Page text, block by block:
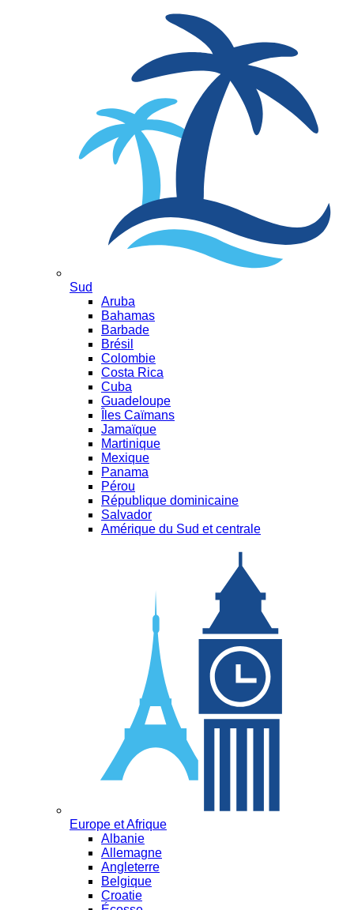
Sud
Aruba
Bahamas
Barbade
Brésil
Colombie
Costa Rica
Cuba
Guadeloupe
Îles Caïmans
Jamaïque
Martinique
Mexique
Panama
Pérou
République dominicaine
Salvador
Amérique du Sud et centrale
Europe et Afrique
Albanie
Allemagne
Angleterre
Belgique
Croatie